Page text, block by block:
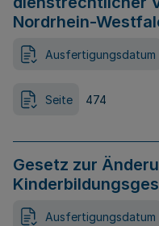
Nordrhein-
Ausfertigungsdatum
Seite 474
Gesetz zur
Ausfertigungsdatum